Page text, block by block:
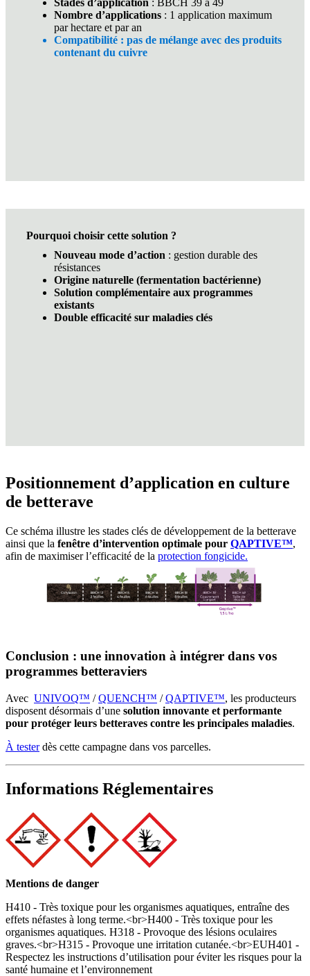
Stades d’application : BBCH 39 à 49
Nombre d’applications : 1 application maximum
par hectare et par an
Compatibilité : pas de mélange avec des produits
contenant du cuivre
Pourquoi choisir cette solution ?
Nouveau mode d’action : gestion durable des
résistances
Origine naturelle (fermentation bactérienne)
Solution complémentaire aux programmes
existants
Double efficacité sur maladies clés
Positionnement d’application en culture
de betterave
Ce schéma illustre les stades clés de développement de la betterave
ainsi que la fenêtre d’intervention optimale pour QAPTIVE™,
afin de maximiser l’efficacité de la protection fongicide.
Conclusion : une innovation à intégrer dans vos
programmes betteraviers
Avec UNIVOQ™ /QUENCH™ /QAPTIVE™, les producteurs
disposent désormais d’une solution innovante et performante
pour protéger leurs betteraves contre les principales maladies.
À testerdès cette campagne dans vos parcelles.
Informations Réglementaires
Mentions de danger
H410 - Très toxique pour les organismes aquatiques, entraîne des
effets néfastes à long terme.<br>H400 - Très toxique pour les
organismes aquatiques. H318 - Provoque des lésions oculaires
graves.<br>H315 - Provoque une irritation cutanée.<br>EUH401 -
Respectez les instructions d’utilisation pour éviter les risques pour la
santé humaine et l’environnement